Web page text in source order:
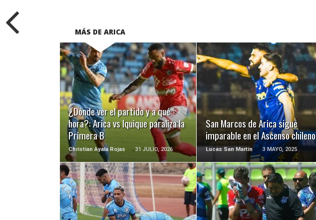
MÁS DE ARICA
¿Dónde ver el partido y a qué
hora?: Arica vs Iquique paraliza la
Primera B
Christian Ayala Rojas 31 JULIO, 2026
LEER MÁS
San Marcos de Arica sigue
imparable en el Ascenso chileno
Lucas San Martín 3 MAYO, 2025
LEER MÁS
LEER MÁS LEER MÁS